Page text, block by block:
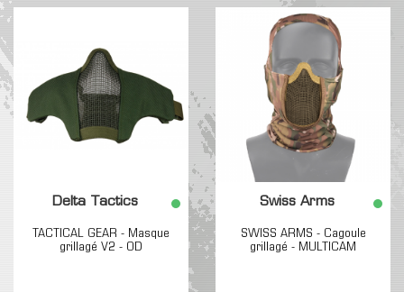
Delta Tactics
TACTICAL GEAR - Masque
grillagé V2 - OD
Swiss Arms
SWISS ARMS - Cagoule
grillagé - MULTICAM